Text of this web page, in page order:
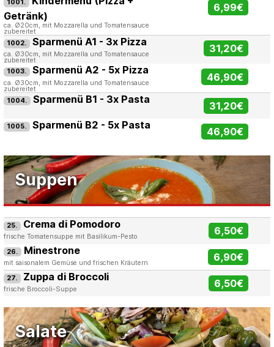
1001.
Getränk)
ca. Ø20cm, mit Mozzarella und Tomatensauce
zubereitet
6,99€
1002. Sparmenü A1 - 3x Pizza
ca. Ø30cm, mit Mozzarella und Tomatensauce
zubereitet
31,20€
1003. Sparmenü A2 - 5x Pizza
ca. Ø30cm, mit Mozzarella und Tomatensauce
zubereitet
46,90€
1004. Sparmenü B1 - 3x Pasta
31,20€
1005. Sparmenü B2 - 5x Pasta
46,90€
Suppen
25. Crema di Pomodoro
frische Tomatensuppe mit Basilikum-Pesto 6,50€
26. Minestrone
mit saisonalem Gemüse und frischen Kräutern 6,90€
27. Zuppa di Broccoli
frische Broccoli-Suppe 6,50€
Salate